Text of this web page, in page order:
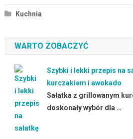
Kuchnia
WARTO ZOBACZYĆ
Szybki i lekki przepis na
kurczakiem i awokado
Sałatka z grillowanym
doskonały wybór dla …